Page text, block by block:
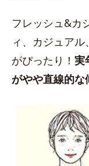
フレッシュ&カ
ィ、カジュア
がぴったり！ 実
がやや直線的な